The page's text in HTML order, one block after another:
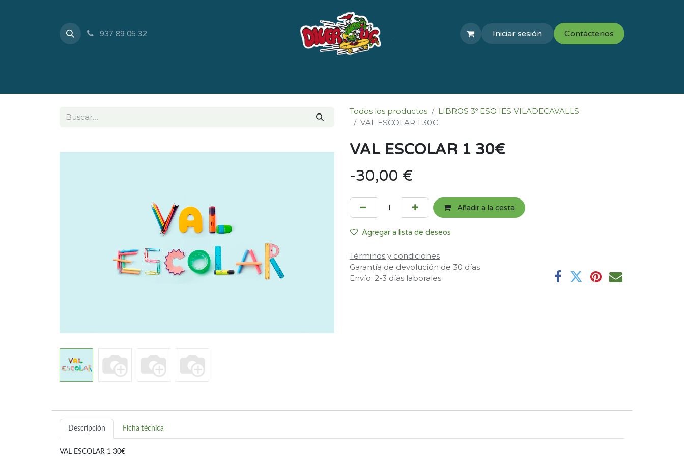
937 89 05 32 Iniciar sesión Contáctenos
Todos los productos
LIBROS 3º ESO IES VILADECAVALLS
VAL ESCOLAR 1 30€
VAL ESCOLAR 1 30€
- 30,00 €
Añadir a la cesta
Agregar a lista de deseos
Términos y condiciones
Garantía de devolución de 30 días
Envío: 2-3 días laborales
Descripción Ficha técnica
VAL ESCOLAR 1 30€